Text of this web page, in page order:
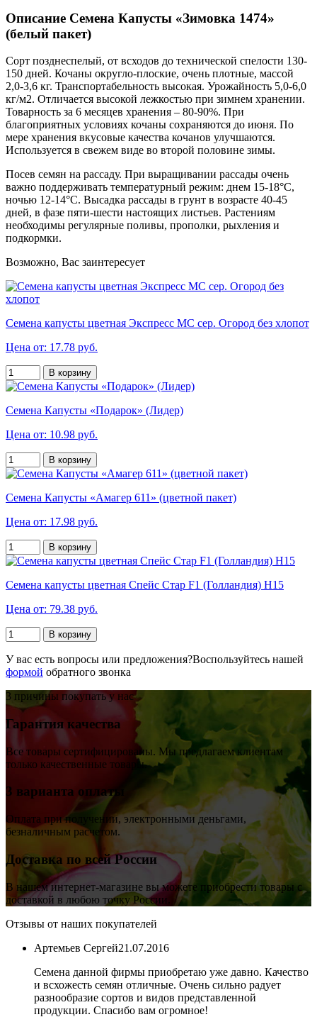
Описание Семена Капусты «Зимовка 1474»
(белый пакет)
Сорт позднеспелый, от всходов до технической спелости 130-
150 дней. Кочаны округло-плоские, очень плотные, массой
2,0-3,6 кг. Транспортабельность высокая. Урожайность 5,0-6,0
кг/м2. Отличается высокой лежкостью при зимнем хранении.
Товарность за 6 месяцев хранения – 80-90%. При
благоприятных условиях кочаны сохраняются до июня. По
мере хранения вкусовые качества кочанов улучшаются.
Используется в свежем виде во второй половине зимы.
Посев семян на рассаду. При выращивании рассады очень
важно поддерживать температурный режим: днем 15-18°С,
ночью 12-14°С. Высадка рассады в грунт в возрасте 40-45
дней, в фазе пяти-шести настоящих листьев. Растениям
необходимы регулярные поливы, прополки, рыхления и
подкормки.
Возможно, Вас заинтересует
Семена капусты цветная Экспресс МС сер. Огород без хлопот
Цена от: 17.78 руб.
В корзину
Семена Капусты «Подарок» (Лидер)
Цена от: 10.98 руб.
В корзину
Семена Капусты «Амагер 611» (цветной пакет)
Цена от: 17.98 руб.
В корзину
Семена капусты цветная Спейс Стар F1 (Голландия) Н15
Цена от: 79.38 руб.
В корзину
У вас есть вопросы или предложения?Воспользуйтесь нашей
формой обратного звонка
3 причины покупать у нас
Гарантия качества
Все товары сертифицированы. Мы предлагаем клиентам
только качественные товары.
3 варианта оплаты
Оплата при получении, электронными деньгами,
безналичным расчетом.
Доставка по всей России
В нашем интернет-магазине вы можете приобрести товары с
доставкой в любою точку России.
Отзывы от наших покупателей
Артемьев Сергей21.07.2016
Семена данной фирмы приобретаю уже давно. Качество
и всхожесть семян отличные. Очень сильно радует
разнообразие сортов и видов представленной
продукции. Спасибо вам огромное!